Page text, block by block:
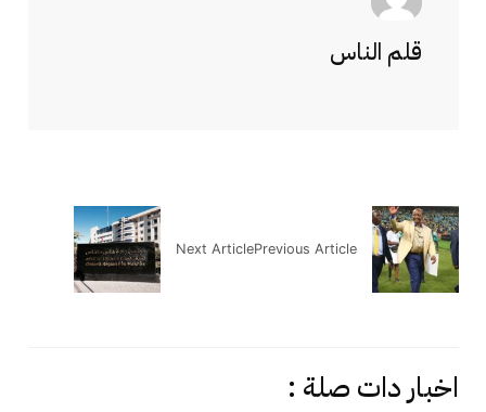
قلم الناس
Previous Article
Next Article
اخبار دات صلة :